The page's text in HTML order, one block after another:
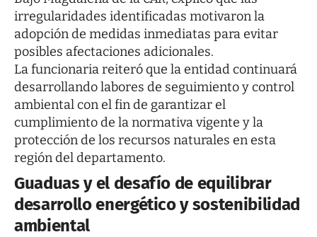
irregularidades identificadas motivaron la
adopción de medidas inmediatas para evitar
posibles afectaciones adicionales.
La funcionaria reiteró que la entidad continuará
desarrollando labores de seguimiento y control
ambiental con el fin de garantizar el
cumplimiento de la normativa vigente y la
protección de los recursos naturales en esta
región del departamento.
Guaduas y el desafío de equilibrar
desarrollo energético y sostenibilidad
ambiental